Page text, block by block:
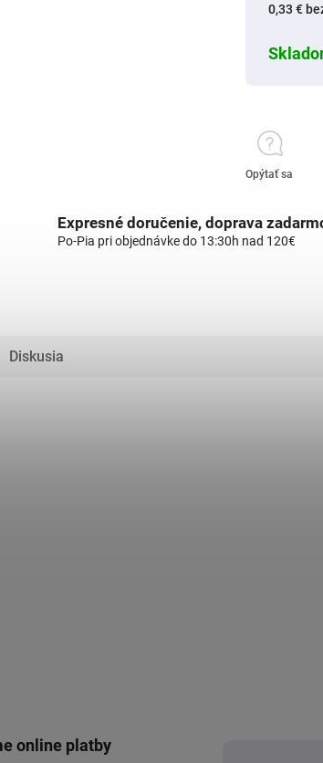
0,33 €
Opýtať sa
Expresné doručenie, doprava
Po-Pia pri objednávke do 13:30h nad 120€
Diskusia
online platby